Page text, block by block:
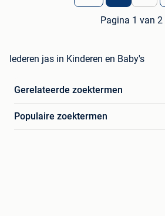
Pagina 1 van 2
lederen jas in Kinderen en Baby's
Gerelateerde zoektermen
Populaire zoektermen